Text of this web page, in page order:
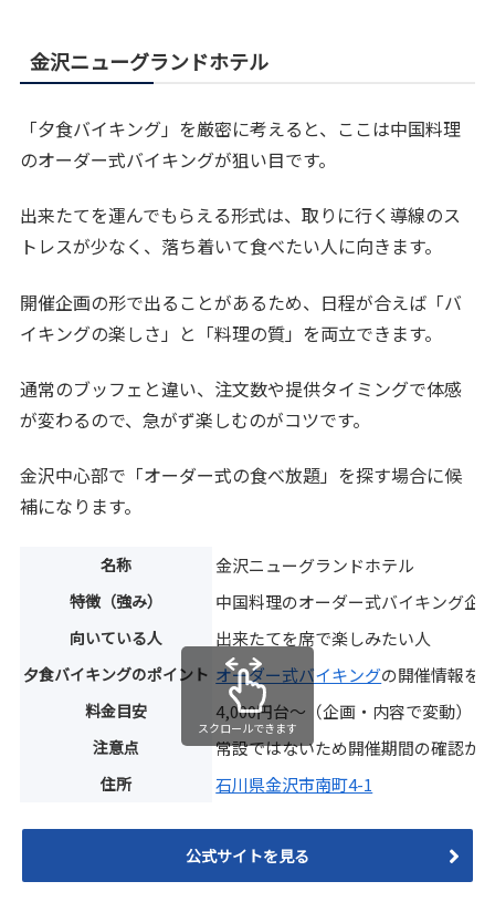
金沢ニューグランドホテル
「夕食バイキング」を厳密に考えると、ここは中国料理
のオーダー式バイキングが狙い目です。
出来たてを運んでもらえる形式は、取りに行く導線のス
トレスが少なく、落ち着いて食べたい人に向きます。
開催企画の形で出ることがあるため、日程が合えば「バ
イキングの楽しさ」と「料理の質」を両立できます。
通常のブッフェと違い、注文数や提供タイミングで体感
が変わるので、急がず楽しむのがコツです。
金沢中心部で「オーダー式の食べ放題」を探す場合に候
補になります。
名称 金沢ニューグランドホテル
特徴（強み） 中国料理のオーダー式バイキング企
向いている人 出来たてを席で楽しみたい人
夕食バイキングのポイント オーダー式バイキングの開催情報を
料金目安 4,000円台〜（企画・内容で変動）
注意点 常設ではないため開催期間の確認が
住所 石川県金沢市南町4-1
スクロールできます
公式サイトを見る